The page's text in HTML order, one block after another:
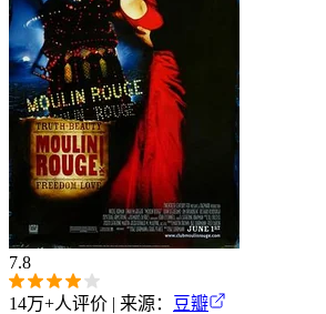
7.8
14万+人评价 | 来源： 豆瓣